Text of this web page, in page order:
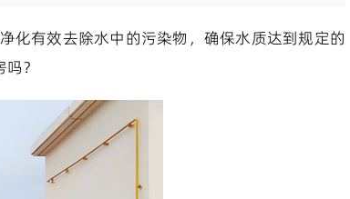
化有效去除水中的污染物，确保水质达到规定的
？